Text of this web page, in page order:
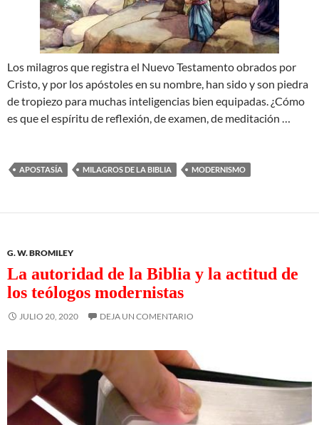
Los milagros que registra el Nuevo Testamento obrados por
Cristo, y por los apóstoles en su nombre, han sido y son piedra
de tropiezo para muchas inteligencias bien equipadas. ¿Cómo
es que el espíritu de reflexión, de examen, de meditación …
APOSTASÍA MILAGROS DE LA BIBLIA MODERNISMO
G. W. BROMILEY
La autoridad de la Biblia y la actitud de
los teólogos modernistas
JULIO 20, 2020 DEJA UN COMENTARIO